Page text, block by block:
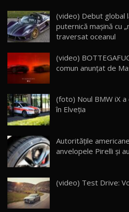
22
Noua Mazda 6e /
26:59
23
Lynk & Co 01 / Test
25:19
24
ZEEKR 009: Cel
Van Electric Testat
26:38
25
mai Exclusiv și
Moldova
32:21
26
AutoBlog.MD
10:57
(video) Debut global
puternică mașină cu
traversat oceanul
(video)
comun anunțat de
(foto) Noul BMW iX
în Elveţia
Autoritățile
anvelopele Pirelli și
(video) Test Drive: